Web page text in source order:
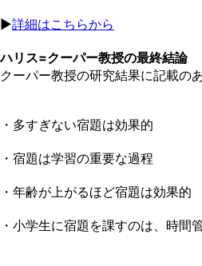
▶︎詳細はこちらから
ハリス=クーパー教授の最終結論
クーパー教授の研究結果に記載の
・多すぎない宿題は効果的
・宿題は学習の重要な過程
・年齢が上がるほど宿題は効果的
・小学生に宿題を課すのは、時間